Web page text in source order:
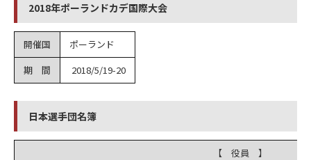
2018年ポーランドカデ国際大会
開催国
ポーランド
期 間
2018/5/19-20
日本選手団名簿
【 役員 】